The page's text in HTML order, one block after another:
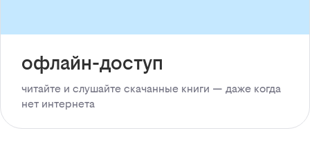
офлайн-доступ
читайте и слушайте скачанные книги — даже когда
нет интернета